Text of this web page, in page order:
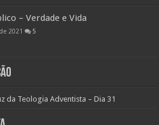
– Verdade e Vida
2021 5
da Teologia Adventista – Dia 31